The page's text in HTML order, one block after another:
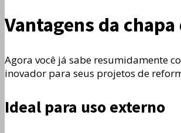
Vantagens da
Agora você já sabe resumidamente
inovador para seus projetos de
Ideal para uso externo